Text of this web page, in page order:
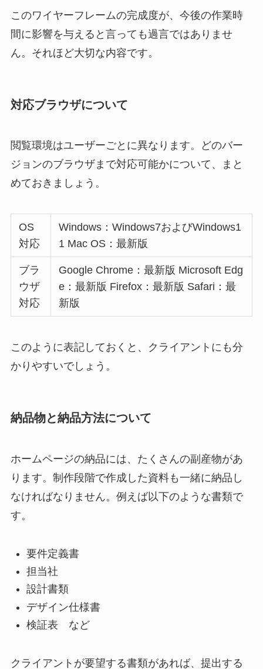
このワイヤーフレームの完成度が、今後の作業時
間に影響を与えると言っても過言ではありませ
ん。それほど大切な内容です。
対応ブラウザについて
閲覧環境はユーザーごとに異なります。どのバー
ジョンのブラウザまで対応可能かについて、まと
めておきましょう。
OS
対応
Windows：Windows7およびWindows1
1 Mac OS：最新版
ブラ
ウザ
対応
Google Chrome：最新版 Microsoft Edg
e：最新版 Firefox：最新版 Safari：最
新版
このように表記しておくと、クライアントにも分
かりやすいでしょう。
納品物と納品方法について
ホームページの納品には、たくさんの副産物があ
ります。制作段階で作成した資料も一緒に納品し
なければなりません。例えば以下のような書類で
す。
要件定義書
担当社
設計書類
デザイン仕様書
検証表 など
クライアントが要望する書類があれば、提出する